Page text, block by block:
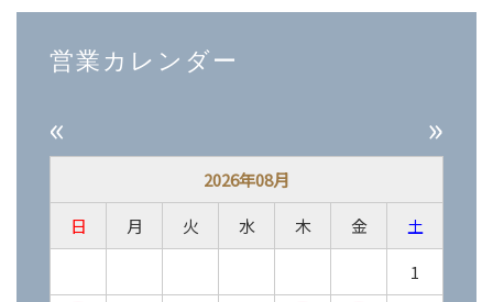
営業カレンダー
« »
2026年08月
日
月 火 水 木 金
土
1